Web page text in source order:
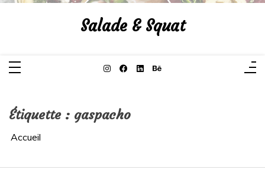
Aller
Salade & Squat
Étiquette : gaspacho
Accueil